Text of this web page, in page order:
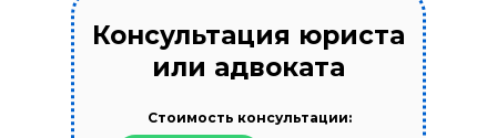
Консультация юриста
или адвоката
Стоимость консультации: